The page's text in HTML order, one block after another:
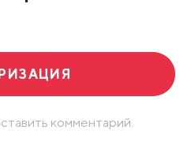
комментарий.